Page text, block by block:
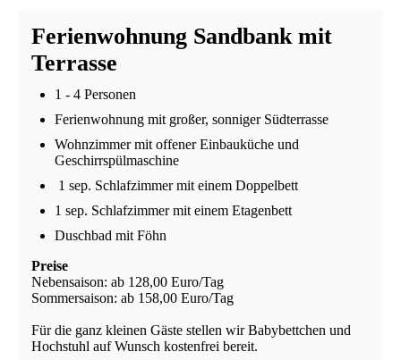
Ferien­wohnung Sand­bank mit
Terrasse
1 - 4 Personen
Ferienwohnung mit großer, sonniger Südterrasse
Wohnzimmer mit offener Einbauküche und
Geschirrspülmaschine
1 sep. Schlafzimmer mit einem Doppelbett
1 sep. Schlafzimmer mit einem Etagenbett
Duschbad mit Föhn
Preise
Nebensaison: ab 128,00 Euro/Tag
Sommersaison: ab 158,00 Euro/Tag
Für die ganz kleinen Gäste stellen wir Babybettchen und
Hochstuhl auf Wunsch kostenfrei bereit.